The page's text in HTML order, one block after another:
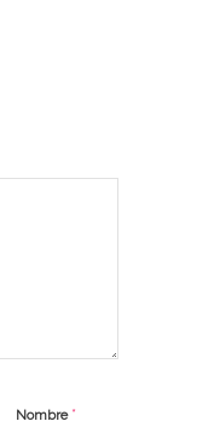
Nombre *